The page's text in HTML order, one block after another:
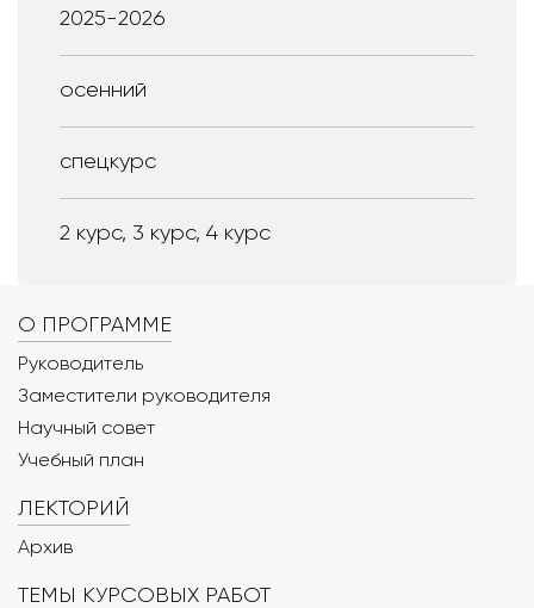
2025-2026
осенний
спецкурс
2 курс, 3 курс, 4 курс
О ПРОГРАММЕ
Руководитель
Заместители руководителя
Научный совет
Учебный план
ЛЕКТОРИЙ
Архив
ТЕМЫ КУРСОВЫХ РАБОТ